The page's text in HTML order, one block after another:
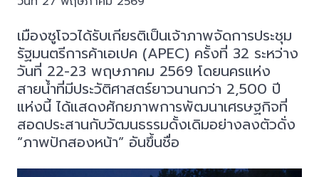
เมืองซูโจวได้รับเกียรติเป็นเจ้าภาพจัดการประชุม
รัฐมนตรีการค้าเอเปค (APEC) ครั้งที่ 32 ระหว่าง
วันที่ 22-23 พฤษภาคม 2569 โดยนครแห่ง
สายน้ำที่มีประวัติศาสตร์ยาวนานกว่า 2,500 ปี
แห่งนี้ ได้แสดงศักยภาพการพัฒนาเศรษฐกิจที่
สอดประสานกับวัฒนธรรมดั้งเดิมอย่างลงตัวดั่ง
“ภาพปักสองหน้า” อันขึ้นชื่อ